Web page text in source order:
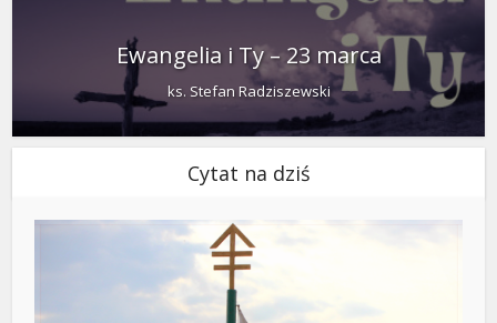
Ewangelia i Ty – 23 marca
ks. Stefan Radziszewski
Cytat na dziś